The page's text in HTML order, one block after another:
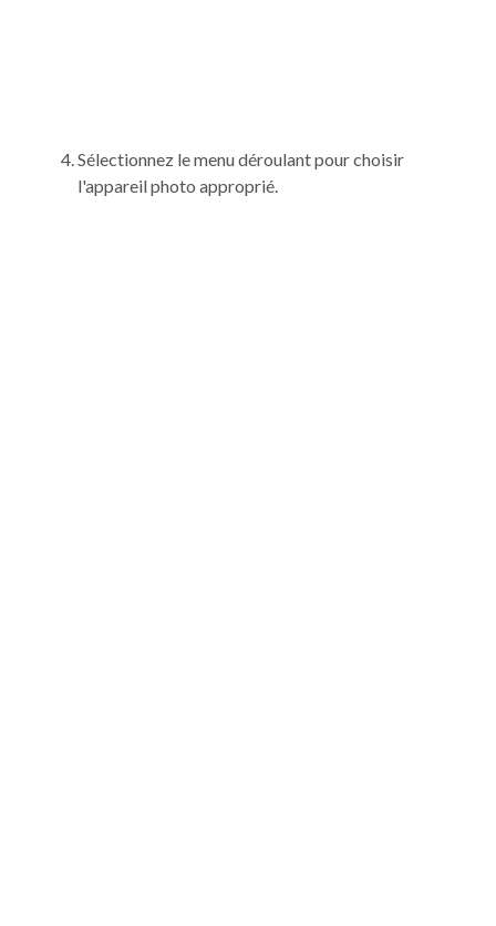
Sélectionnez le menu déroulant pour choisir
l'appareil photo approprié.